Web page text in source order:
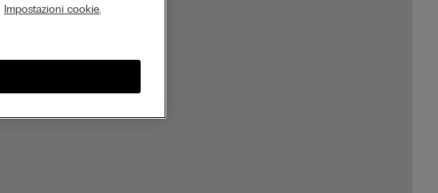
Impostazioni cookie,